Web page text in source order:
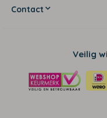
Contact
Veilig